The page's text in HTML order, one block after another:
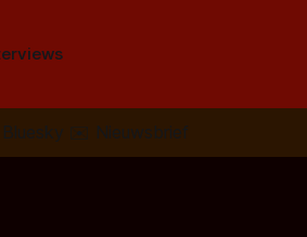
Bluesky ✉️ Nieuwsbrief